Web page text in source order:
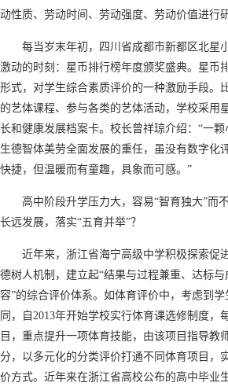
动性质、劳动时间、劳动强度、劳动价值进行研
每当岁末年初，四川省成都市新都区北星
激动的时刻：星币排行榜年度颁奖盛典。星币
形式，对学生综合素质评价的一种激励手段。
的艺体课程、参与各类的艺体活动，学校采用
长和健康发展档案卡。校长曾祥琼介绍：“一
生德智体美劳全面发展的重任，虽没有数字化
快捷，但温暖而有童趣，具象而可感。”
高中阶段升学压力大，容易“智育独大”而
长远发展，落实“五育并举”？
近年来，浙江省海宁高级中学积极探索促
德树人机制，建立起“结果与过程兼重、达标
容”的综合评价体系。如体育评价中，考虑到
同，自2013年开始学校实行体育课选修制度，
目，重点提升一项体育技能，由该项目指导教
分，以多元化的分类评价打通不同体育项目，
价方式。近年来在浙江省高校公布的高中毕业